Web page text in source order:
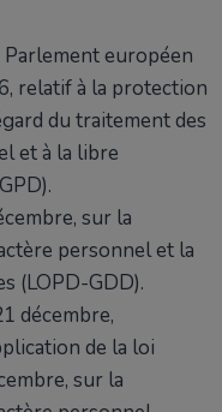
européen
relatif à la protection
du traitement des
et à la libre
sur la
personnel et la
(LOPD-GDD).
décembre,
de la loi
sur la